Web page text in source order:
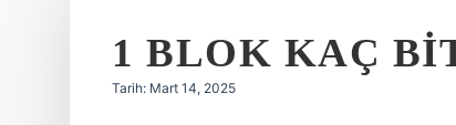
1 BLOK KAÇ
Tarih: Mart 14, 2025